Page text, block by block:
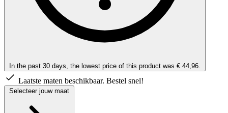
In the past 30 days, the lowest price of this product was € 44,96.
Laatste maten beschikbaar. Bestel snel!
Selecteer jouw maat